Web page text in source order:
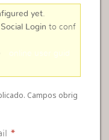
yet.
Login to conf
online user guid
Campos obrig
*